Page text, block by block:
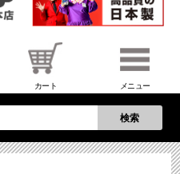
カート メニュー
検索